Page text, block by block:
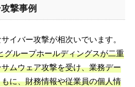
撃事例
イバー攻撃が相次いでいます。
グループホールディングスが二重
ムウェア攻撃を受け、業務デー
に、財務情報や従業員の個人情